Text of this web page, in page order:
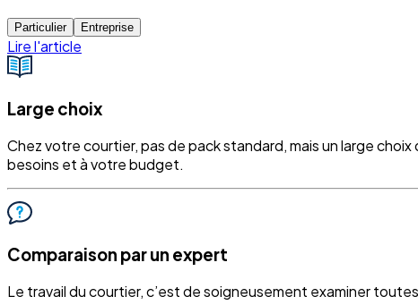
Particulier Entreprise
Lire l'article
Large choix
Chez votre courtier, pas de pack standard, mais un large
besoins et à votre budget.
Comparaison par un expert
Le travail du courtier, c’est de soigneusement examiner